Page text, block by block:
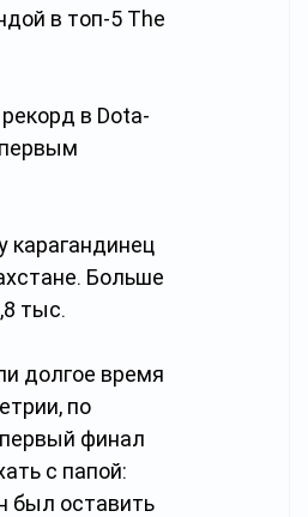
в топ-5 The
в Dota-
первым
карагандинец
Больше
тыс.
долгое время
по
финал
с папой:
был оставить